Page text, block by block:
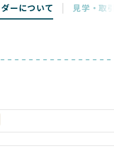
ーについて 見学・取